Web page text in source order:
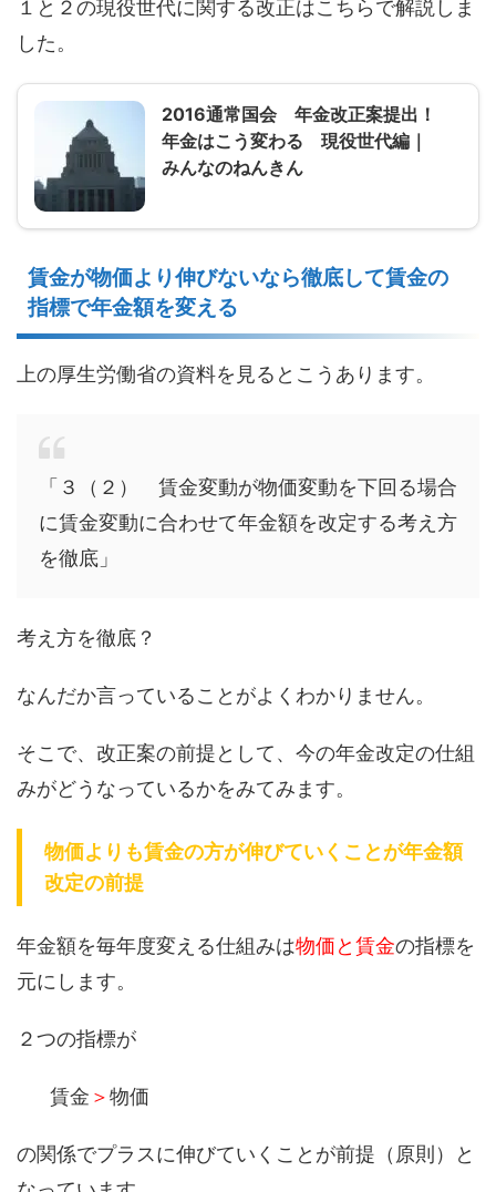
１と２の現役世代に関する改正はこちらで解説しま
した。
2016通常国会 年金改正案提出！
年金はこう変わる 現役世代編｜
みんなのねんきん
賃金が物価より伸びないなら徹底して賃金の
指標で年金額を変える
上の厚生労働省の資料を見るとこうあります。
「３（２） 賃金変動が物価変動を下回る場合
に賃金変動に合わせて年金額を改定する考え方
を徹底」
考え方を徹底？
なんだか言っていることがよくわかりません。
そこで、改正案の前提として、今の年金改定の仕組
みがどうなっているかをみてみます。
物価よりも賃金の方が伸びていくことが年金額
改定の前提
年金額を毎年度変える仕組みは物価と賃金の指標を
元にします。
２つの指標が
賃金 ＞物価
の関係でプラスに伸びていくことが前提（原則）と